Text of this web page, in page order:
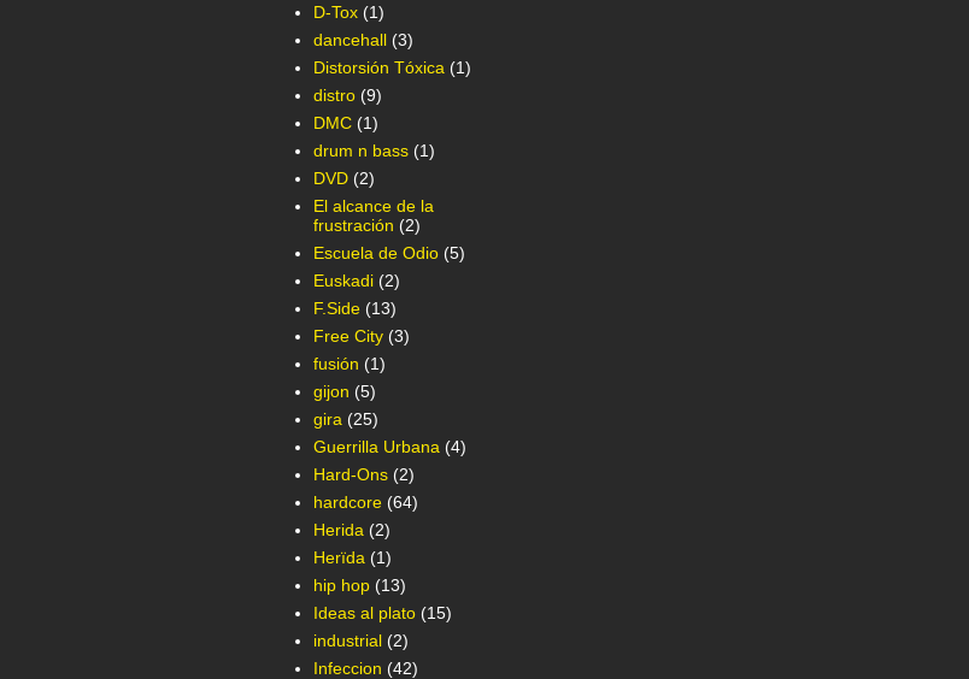
D-Tox (1)
dancehall (3)
Distorsión Tóxica (1)
distro (9)
DMC (1)
drum n bass (1)
DVD (2)
El alcance de la
frustración (2)
Escuela de Odio (5)
Euskadi (2)
F.Side (13)
Free City (3)
fusión (1)
gijon (5)
gira (25)
Guerrilla Urbana (4)
Hard-Ons (2)
hardcore (64)
Herida (2)
Herïda (1)
hip hop (13)
Ideas al plato (15)
industrial (2)
Infeccion (42)